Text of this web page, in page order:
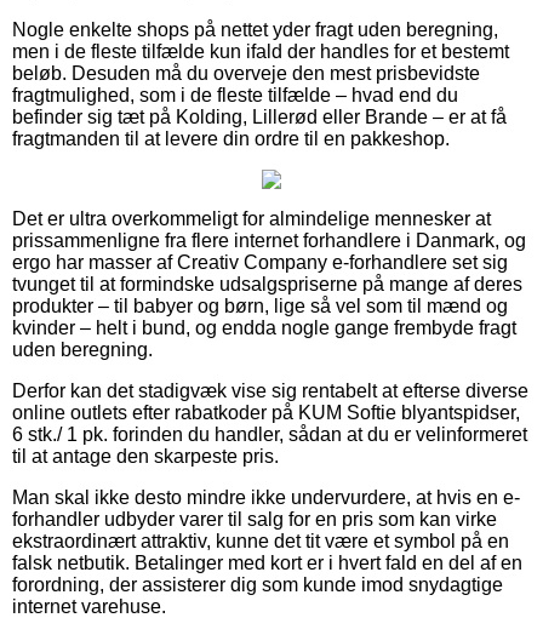
Nogle enkelte shops på nettet yder fragt uden beregning,
men i de fleste tilfælde kun ifald der handles for et bestemt
beløb. Desuden må du overveje den mest prisbevidste
fragtmulighed, som i de fleste tilfælde – hvad end du
befinder sig tæt på Kolding, Lillerød eller Brande – er at få
fragtmanden til at levere din ordre til en pakkeshop.
Det er ultra overkommeligt for almindelige mennesker at
prissammenligne fra flere internet forhandlere i Danmark, og
ergo har masser af Creativ Company e-forhandlere set sig
tvunget til at formindske udsalgspriserne på mange af deres
produkter – til babyer og børn, lige så vel som til mænd og
kvinder – helt i bund, og endda nogle gange frembyde fragt
uden beregning.
Derfor kan det stadigvæk vise sig rentabelt at efterse diverse
online outlets efter rabatkoder på KUM Softie blyantspidser,
6 stk./ 1 pk. forinden du handler, sådan at du er velinformeret
til at antage den skarpeste pris.
Man skal ikke desto mindre ikke undervurdere, at hvis en e-
forhandler udbyder varer til salg for en pris som kan virke
ekstraordinært attraktiv, kunne det tit være et symbol på en
falsk netbutik. Betalinger med kort er i hvert fald en del af en
forordning, der assisterer dig som kunde imod snydagtige
internet varehuse.